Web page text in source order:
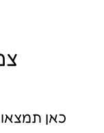
כאן